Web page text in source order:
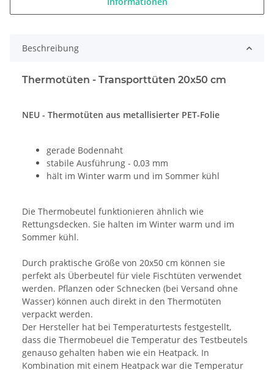
Beschreibung
Thermotüten - Transporttüten 20x50 cm
NEU - Thermotüten aus metallisierter PET-Folie
gerade Bodennaht
stabile Ausführung - 0,03 mm
hält im Winter warm und im Sommer kühl
Die Thermobeutel funktionieren ähnlich wie
Rettungsdecken. Sie halten im Winter warm und im
Sommer kühl.
Durch praktische Größe von 20x50 cm können sie
perfekt als Überbeutel für viele Fischtüten verwendet
werden. Pflanzen oder Schnecken (bei Versand ohne
Wasser) können auch direkt in den Thermotüten
verpackt werden.
Der Hersteller hat bei Temperaturtests festgestellt,
dass die Thermobeuel die Temperatur des Testbeutels
genauso gehalten haben wie ein Heatpack. In
Kombination mit einem Heatpack war die Temperatur